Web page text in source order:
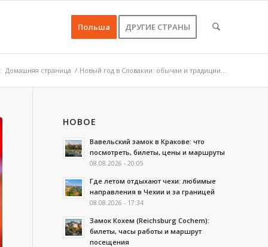
Польша ДРУГИЕ СТРАНЫ
Домашняя страница / Новый год в Словакии: обычаи и традиции...
НОВОЕ
Вавельский замок в Кракове: что
посмотреть, билеты, цены и маршруты
08.08.2026 - 20:05
Где летом отдыхают чехи: любимые
направления в Чехии и за границей
08.08.2026 - 17:34
Замок Кохем (Reichsburg Cochem):
билеты, часы работы и маршрут
посещения